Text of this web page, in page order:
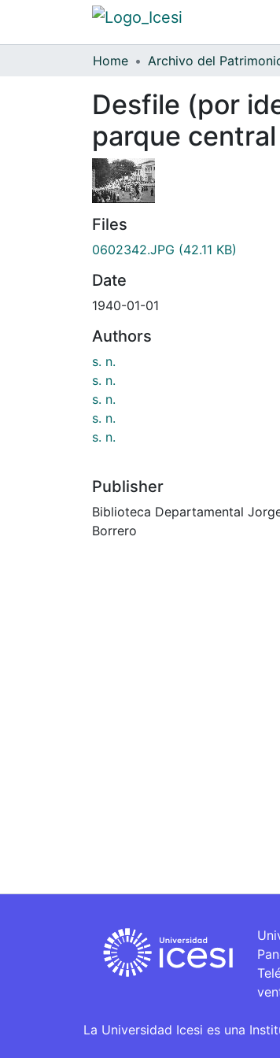
Home
Desfile (por
parque central
Files
0602342.JPG (42.11 KB)
Date
1940-01-01
Authors
s. n.
s. n.
s. n.
s. n.
s. n.
Publisher
Biblioteca Departamental
Borrero
La Universidad Icesi es una